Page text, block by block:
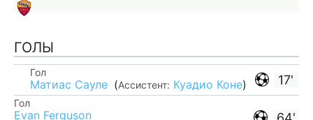
ГОЛЫ
17'
Гол
Матиас Сауле (Ассистент: Куадио Коне)
Гол
Evan Ferguson